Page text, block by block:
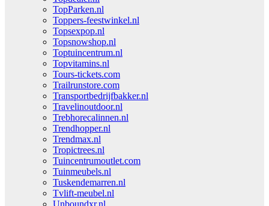
TopParken.nl
Toppers-feestwinkel.nl
Topsexpop.nl
Topsnowshop.nl
Toptuincentrum.nl
Topvitamins.nl
Tours-tickets.com
Trailrunstore.com
Transportbedrijfbakker.nl
Travelinoutdoor.nl
Trebhorecalinnen.nl
Trendhopper.nl
Trendmax.nl
Tropictrees.nl
Tuincentrumoutlet.com
Tuinmeubels.nl
Tuskendemarren.nl
Tvlift-meubel.nl
Unboundxr.nl